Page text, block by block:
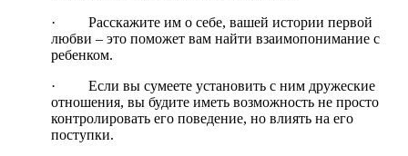
· Расскажите им о себе, вашей истории первой
любви – это поможет вам найти взаимопонимание с
ребенком.
· Если вы сумеете установить с ним дружеские
отношения, вы будите иметь возможность не просто
контролировать его поведение, но влиять на его
поступки.